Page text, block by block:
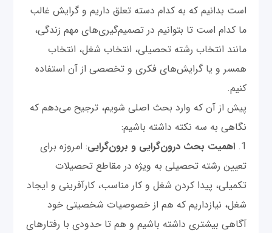
است بدانیم که به کدام دسته تعلق داریم و گرایش غالب
ما کدام است تا بتوانیم در تصمیم‌گیری‌های مهم زندگی،
مانند انتخاب رشته تحصیلی، انتخاب شغل، انتخاب
همسر و یا گرایش‌های فکری و تخصصی از آن استفاده
کنیم.
پیش از آن که وارد بحث اصلی شویم، ترجیح می‌دهم که
نگاهی به سه نکته داشته باشیم:
1. اهمیت بحث درون‌گرایی و برون‌گرایی: امروزه برای
تعیین رشته تحصیلی به ویژه در مقاطع تحصیلات
تکمیلی، پیدا کردن شغل و کار مناسب، کارآفرینی و ایجاد
شغل، نیازداریم که هم از خصوصیات شخصیتی خود
آگاهی بیشتری داشته باشیم و هم تا حدودی با رفتارهای